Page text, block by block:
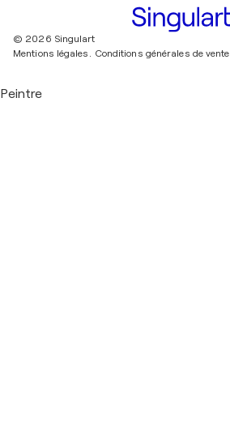
© 2026 Singulart
Mentions légales. Conditions générales de vente
Peintre